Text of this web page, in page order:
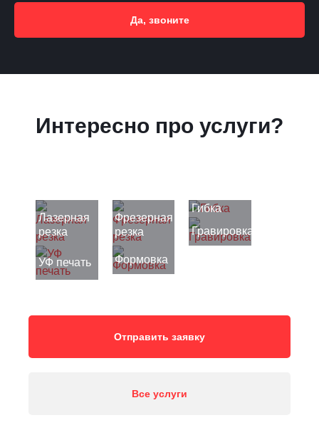
Да, звоните
Интересно про услуги?
Лазерная
резка
Фрезерная
резка
Гибка
Гравировка
УФ печать Формовка
Отправить заявку
Все услуги